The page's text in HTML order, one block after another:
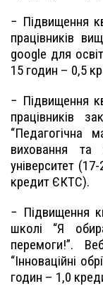
− Підвищення
працівників
google для
15 годин – 0,5
− Підвищення
працівників
“Педагогічна
виховання та
університет
кредит ЄКТС).
− Підвищення
школі “Я
перемоги!”.
“Інноваційні
годин – 1,0